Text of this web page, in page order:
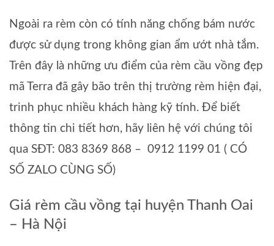
Ngoài ra rèm còn có tính năng chống bám nước
được sử dụng trong không gian ẩm ướt nhà tắm.
Trên đây là những ưu điểm của rèm cầu vồng đẹp
mã Terra đã gây bão trên thị trường rèm hiện đại,
trinh phục nhiều khách hàng kỹ tính. Để biết
thông tin chi tiết hơn, hãy liên hệ với chúng tôi
qua SĐT: 083 8369 868 – 0912 1199 01 ( CÓ
SỐ ZALO CÙNG SỐ)
Giá rèm cầu vồng tại huyện Thanh Oai
– Hà Nội